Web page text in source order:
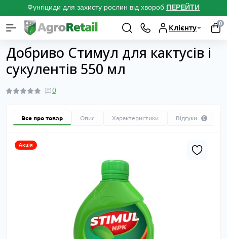
Фунгіциди для захисту рослин від хвороб ПЕРЕЙТИ
Клієнту
0
Каталог товарів Добрива для рослин Добрива для кактусів і
Добриво Стимул для кактусів і
сукулентів 550 мл
0
Все про товар Опис Характеристики Відгуки 0
Акція